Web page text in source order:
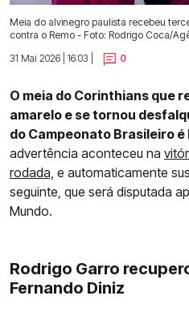
Meia do alvinegro paulista recebeu
contra o Remo - Foto: Rodrigo Coca/
31 Mai 2026 | 16:03 |
0
O meia do Corinthians que
amarelo e se tornou
do Campeonato Brasileiro é
advertência aconteceu na
rodada, e automaticamente
seguinte, que será disputada
Mundo.
Rodrigo Garro
Fernando Diniz